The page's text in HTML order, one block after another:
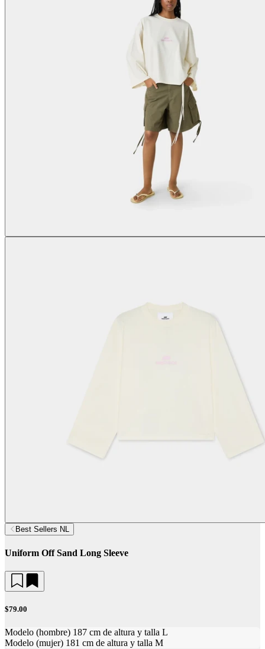
Best Sellers NL
Uniform Off Sand Long Sleeve
$79.00
Modelo (hombre) 187 cm de altura y talla L
Modelo (mujer) 181 cm de altura y talla M